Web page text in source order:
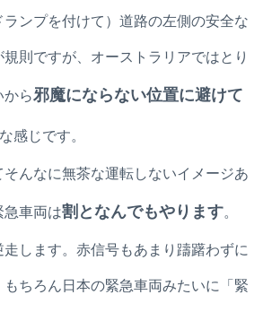
ランプを付けて）道路の左側の安全な
則ですが、オーストラリアではとり
から邪魔にならない位置に避けて
感じです。
そんなに無茶な運転しないイメージあ
急車両は割となんでもやります。
します。赤信号もあまり躊躇わずに
ちろん日本の緊急車両みたいに「緊